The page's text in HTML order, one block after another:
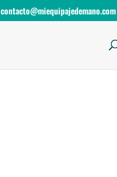
contacto@miequipajedemano.com